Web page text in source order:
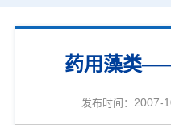
药用藻类
发布时间： 2007-